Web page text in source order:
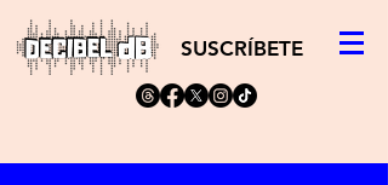
SUSCRÍBETE